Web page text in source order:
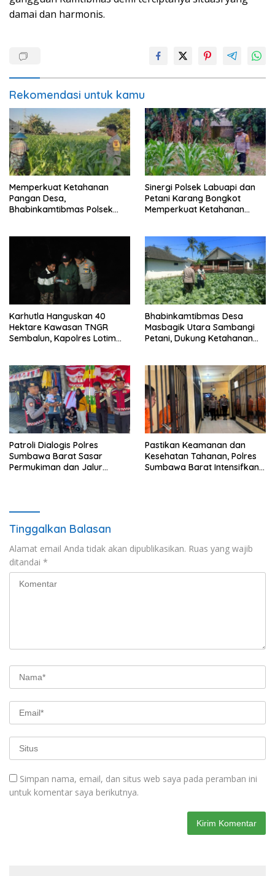
damai dan harmonis.
Rekomendasi untuk kamu
Memperkuat Ketahanan
Pangan Desa,
Bhabinkamtibmas Polsek
Sinergi Polsek Labuapi dan
Petani Karang Bongkot
Memperkuat Ketahanan
Karhutla Hanguskan 40
Hektare Kawasan TNGR
Sembalun, Kapolres Lotim
Bhabinkamtibmas Desa
Masbagik Utara Sambangi
Petani, Dukung Ketahanan
Patroli Dialogis Polres
Sumbawa Barat Sasar
Permukiman dan Jalur
Pastikan Keamanan dan
Kesehatan Tahanan, Polres
Sumbawa Barat Intensifkan
Tinggalkan Balasan
Alamat email Anda tidak akan dipublikasikan. Ruas yang wajib
ditandai *
Simpan nama, email, dan situs web saya pada peramban ini
untuk komentar saya berikutnya.